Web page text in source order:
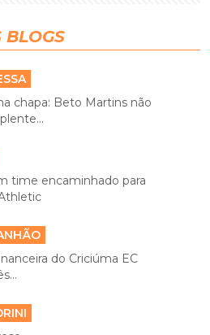
BLOGS
chapa: Beto Martins não
time encaminhado para
do Criciúma EC